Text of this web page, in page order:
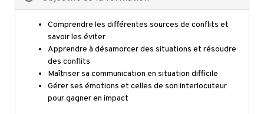
Comprendre les différentes sources de conflits et
savoir les éviter
Apprendre à désamorcer des situations et résoudre
des conflits
Maîtriser sa communication en situation difficile
Gérer ses émotions et celles de son interlocuteur
pour gagner en impact